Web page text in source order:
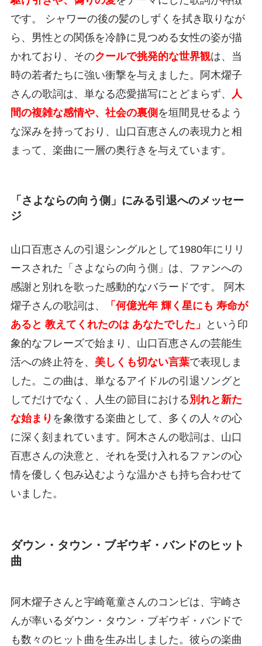
です。 シャワーの後の髪のしずくを拭き取りなが
ら、男性との関係を冷静に見つめる女性の姿が描
かれており、そのクールで挑発的な世界観は、当
時の若者たちに強い衝撃を与えました。阿木燿子
さんの歌詞は、単なる恋愛描写にとどまらず、
人
間の複雑な感情や、社会の裏側 を垣間見せるよう
な深みを持っており、山口百恵さんの表現力と相
まって、楽曲に一層の奥行きを与えています。
「さよならの向う側」にみる引退へのメッセー
ジ
山口百恵さんの引退シングルとして1980年にリリ
ースされた「さよならの向う側」は、ファンへの
感謝と別れを歌った感動的なバラードです。 阿木
燿子さんの歌詞は、
「何億光年 輝く星にも 寿命が
あると 教えてくれたのは あなたでした」
という印
象的なフレーズで始まり、山口百恵さんの芸能生
活への終止符を、 美しくも切ない言葉で表現しま
した。この曲は、単なるアイドルの引退ソングと
してだけでなく、人生の節目における 別れと新た
な始まり を象徴する楽曲として、多くの人々の心
に深く刻まれています。阿木さんの歌詞は、山口
百恵さんの決意と、それを受け入れるファンの心
情を優しく包み込むような温かさも持ち合わせて
いました。
ダウン・タウン・ブギウギ・バンドのヒット
曲
阿木燿子さんと宇崎竜童さんのコンビは、宇崎さ
んが率いるダウン・タウン・ブギウギ・バンドで
も数々のヒット曲を生み出しました。彼らの楽曲